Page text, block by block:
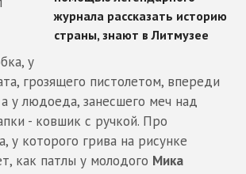
у
грозящего пистолетом, впереди
а у людоеда, занесшего меч над
- ковшик с ручкой. Про
у которого грива на рисунке
как патлы у молодого Мика